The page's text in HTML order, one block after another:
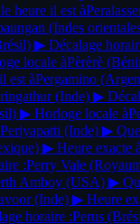
heure il est à
(Indes
▶ Décalage
locale àPèrèrè
est àPergamino
(Inde) ▶
▶ Horloge locale à
Periyapatti (Inde) ▶
▶ Heure exacte à
:Perry Vale
Amboy (USA) ▶
(Inde) ▶ Heure
horaire :Perus